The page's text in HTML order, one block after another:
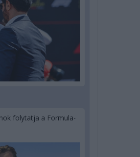
folytatja a Formula-